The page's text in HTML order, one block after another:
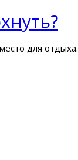
для отдыха.